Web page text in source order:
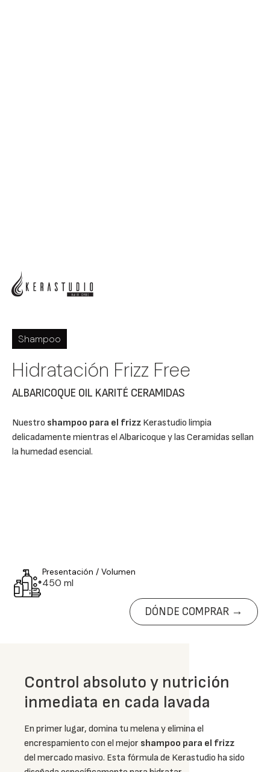
Shampoo
Hidratación Frizz Free
ALBARICOQUE OIL KARITÉ CERAMIDAS
Nuestro shampoo para el frizz Kerastudio limpia
delicadamente mientras el Albaricoque y las Ceramidas sellan
la humedad esencial.
Presentación / Volumen
450 ml
DÓNDE COMPRAR →
Control absoluto y nutrición
inmediata en cada lavada
En primer lugar, domina tu melena y elimina el
encrespamiento con el mejor shampoo para el frizz
del mercado masivo. Esta fórmula de Kerastudio ha sido